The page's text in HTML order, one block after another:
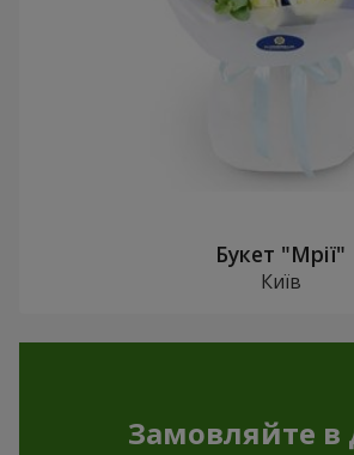
Букет "Мрії"
Київ
Замовляйте в